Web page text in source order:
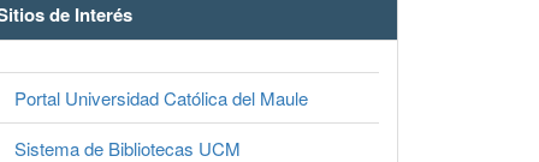
de Interés
Portal Universidad Católica del Maule
Sistema de Bibliotecas UCM